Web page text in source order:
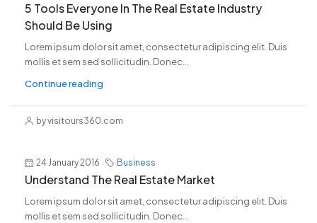
5 Tools Everyone In The Real Estate Industry
Should Be Using
Lorem ipsum dolor sit amet, consectetur adipiscing elit. Duis
mollis et sem sed sollicitudin. Donec...
Continue reading
by visitours360.com
24 January 2016 Business
Understand The Real Estate Market
Lorem ipsum dolor sit amet, consectetur adipiscing elit. Duis
mollis et sem sed sollicitudin. Donec...